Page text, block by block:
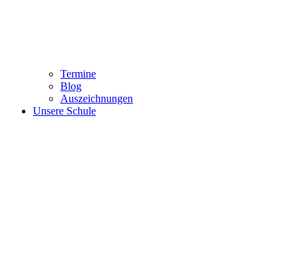
Termine
Blog
Auszeichnungen
Unsere Schule